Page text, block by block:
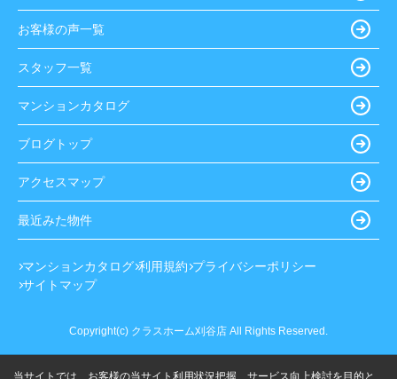
お客様の声一覧
スタッフ一覧
マンションカタログ
ブログトップ
アクセスマップ
最近みた物件
マンションカタログ 利用規約 プライバシーポリシー
サイトマップ
Copyright(c) クラスホーム刈谷店 All Rights Reserved.
当サイトでは、お客様の当サイト利用状況把握、サービス向上検討を目的と